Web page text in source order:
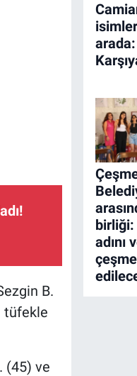
B.
tüfekle
(45) ve
adını